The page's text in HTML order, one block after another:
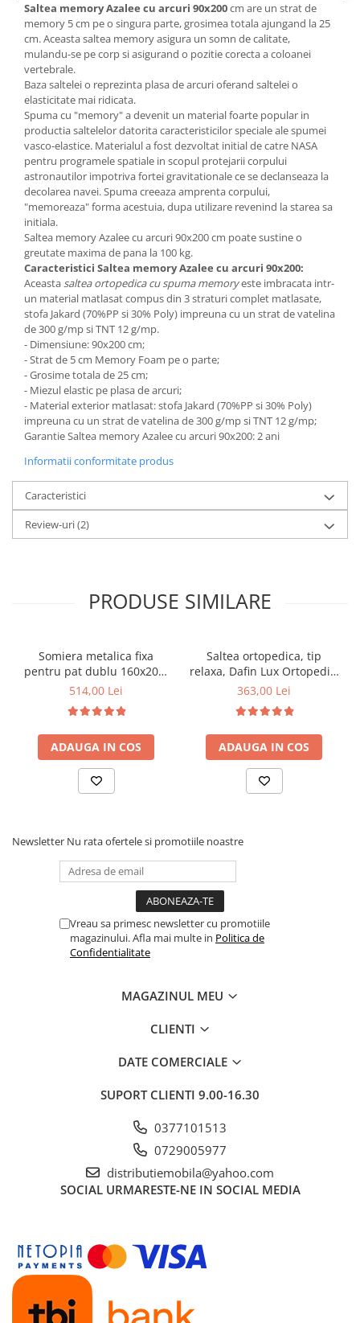
Scaune birou pentru copii
Saltele patuturi copii
Paturi copii
Masa si scaune gradinita
Seturi comode living si dormitor
Saltea memory Azalee cu arcuri 90x200cm are un strat de
memory 5 cm pe o singura parte, grosimea totala ajungand la 25
cm. Aceasta saltea memory asigura un somn de calitate,
mulandu-se pe corp si asigurand o pozitie corecta a coloanei
vertebrale.
Baza saltelei o reprezinta plasa de arcuri oferand saltelei o
elasticitate mai ridicata.
Spuma cu "memory" a devenit un material foarte popular in
productia saltelelor datorita caracteristicilor speciale ale spumei
vasco-elastice. Materialul a fost dezvoltat initial de catre NASA
pentru programele spatiale in scopul protejarii corpului
astronautilor impotriva fortei gravitationale ce se declanseaza la
decolarea navei. Spuma creeaza amprenta corpului,
"memoreaza" forma acestuia, dupa utilizare revenind la starea sa
initiala.
Saltea memory Azalee cu arcuri 90x200 cm poate sustine o
greutate maxima de pana la 100 kg.
Caracteristici Saltea memory Azalee cu arcuri 90x200:
Aceasta saltea ortopedica cu spuma memoryeste imbracata intr-
un material matlasat compus din 3 straturi complet matlasate,
stofa Jakard (70%PP si 30% Poly) impreuna cu un strat de vatelina
de 300 g/mp si TNT 12 g/mp.
- Dimensiune: 90x200 cm;
- Strat de 5 cm Memory Foam pe o parte;
- Grosime totala de 25 cm;
- Miezul elastic pe plasa de arcuri;
- Material exterior matlasat: stofa Jakard (70%PP si 30% Poly)
impreuna cu un strat de vatelina de 300 g/mp si TNT 12 g/mp;
Garantie Saltea memory Azalee cu arcuri 90x200: 2 ani
Informatii conformitate produs
Caracteristici
Review-uri(2)
PRODUSE SIMILARE
Somiera metalica fixa
pentru pat dublu 160x200,
6 picioare, 32 lamele lemn
saltea ferm, negru
514,00 Lei
ADAUGA IN COS
Saltea ortopedica, tip
relaxa, Dafin Lux Ortopedic,
90x200x21cm, fermitate
tip Bonell, fata vara-iarna,
sistem de aerisire cu
butoni, Salt Confort
363,00 Lei
ADAUGA IN COS
Newsletter Nu rata ofertele si promotiile noastre
Vreau sa primesc newsletter cu promotiile
magazinului. Afla mai multe in Politica de
Confidentialitate
MAGAZINUL MEU
CLIENTI
DATE COMERCIALE
SUPORT CLIENTI 9.00-16.30
0377101513
0729005977
distributiemobila@yahoo.com
SOCIAL URMARESTE-NE IN SOCIAL MEDIA